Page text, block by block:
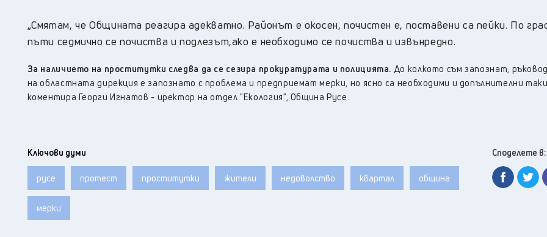
„Смятам, че Общината реагира адекватно. Районът е окосен, почистен е, поставени са пейки. По
пъти седмично се почиства и подлезът,ако е необходимо се почиства и извънредно.
За наличието на проститутки следва да се сезира прокуратурата и полицията. До колкото съм запознат,
на областната дирекция е запознато с проблема и предприемат мерки, но ясно са необходими и допълнителни
коментира Георги Игнатов - иректор на отдел "Екология", Община Русе.
Ключови думи
русе протест проститутки жители недоволство квартал община
мерки
Споделете в: